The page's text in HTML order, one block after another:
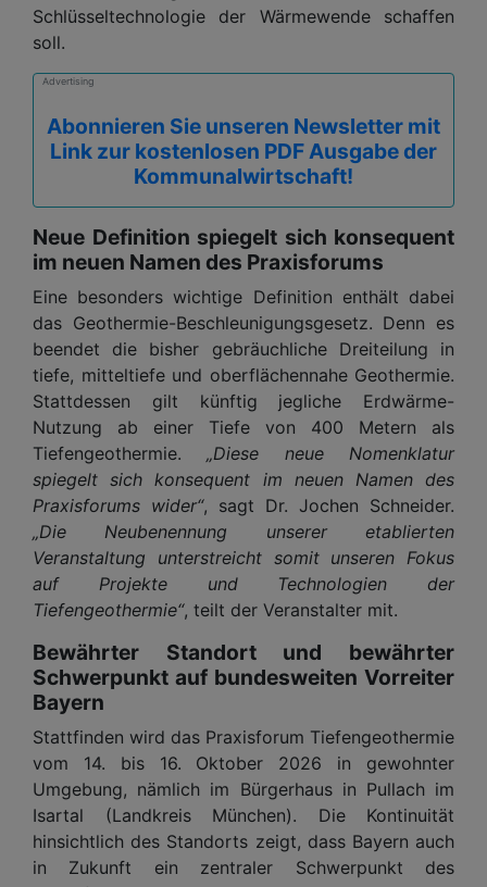
Schlüsseltechnologie der Wärmewende schaffen
soll.
Advertising
Abonnieren Sie unseren Newsletter mit
Link zur kostenlosen PDF Ausgabe der
Kommunalwirtschaft!
Neue Definition spiegelt sich konsequent
im neuen Namen des Praxisforums
Eine besonders wichtige Definition enthält dabei
das Geothermie-Beschleunigungsgesetz. Denn es
beendet die bisher gebräuchliche Dreiteilung in
tiefe, mitteltiefe und oberflächennahe Geothermie.
Stattdessen gilt künftig jegliche Erdwärme-
Nutzung ab einer Tiefe von 400 Metern als
Tiefengeothermie. „Diese neue Nomenklatur
spiegelt sich konsequent im neuen Namen des
Praxisforums wider“, sagt Dr. Jochen Schneider.
„Die Neubenennung unserer etablierten
Veranstaltung unterstreicht somit unseren Fokus
auf Projekte und Technologien der
Tiefengeothermie“, teilt der Veranstalter mit.
Bewährter Standort und bewährter
Schwerpunkt auf bundesweiten Vorreiter
Bayern
Stattfinden wird das Praxisforum Tiefengeothermie
vom 14. bis 16. Oktober 2026 in gewohnter
Umgebung, nämlich im Bürgerhaus in Pullach im
Isartal (Landkreis München). Die Kontinuität
hinsichtlich des Standorts zeigt, dass Bayern auch
in Zukunft ein zentraler Schwerpunkt des